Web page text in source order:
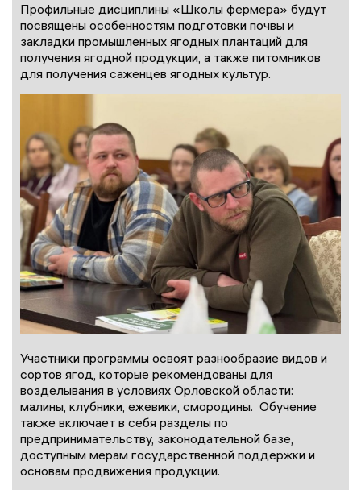
Профильные дисциплины «Школы фермера» будут
посвящены особенностям подготовки почвы и
закладки промышленных ягодных плантаций для
получения ягодной продукции, а также питомников
для получения саженцев ягодных культур.
Участники программы освоят разнообразие видов и
сортов ягод, которые рекомендованы для
возделывания в условиях Орловской области:
малины, клубники, ежевики, смородины. Обучение
также включает в себя разделы по
предпринимательству, законодательной базе,
доступным мерам государственной поддержки и
основам продвижения продукции.